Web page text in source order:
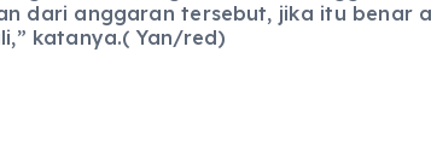
dari anggaran tersebut, jika itu benar
katanya.( Yan/red)